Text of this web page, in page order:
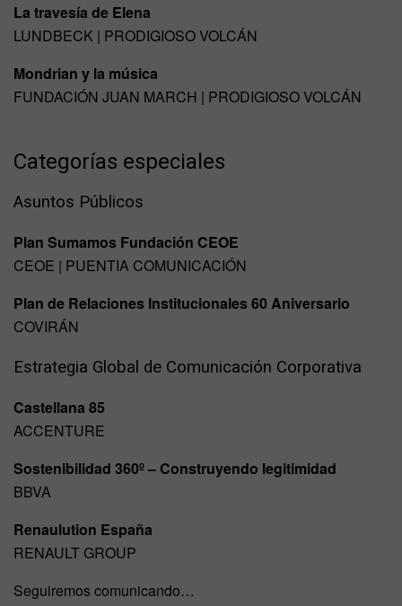
La travesía de Elena
LUNDBECK | PRODIGIOSO VOLCÁN
Mondrian y la música
FUNDACIÓN JUAN MARCH | PRODIGIOSO VOLCÁN
Categorías especiales
Asuntos Públicos
Plan Sumamos Fundación CEOE
CEOE | PUENTIA COMUNICACIÓN
Plan de Relaciones Institucionales 60 Aniversario
COVIRÁN
Estrategia Global de Comunicación Corporativa
Castellana 85
ACCENTURE
Sostenibilidad 360º – Construyendo legitimidad
BBVA
Renaulution España
RENAULT GROUP
Seguiremos comunicando…